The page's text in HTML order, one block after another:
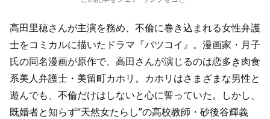
高田里穂さんが主演を務め、不倫に巻き込まれる女性弁護
士をコミカルに描いたドラマ『バツコイ』。漫画家・月子
氏の同名漫画が原作で、高田さんが演じるのは恋多き肉食
系美人弁護士・美留町カホリ。カホリはさまざまな男性と
遊んでも、不倫だけはしないと心に誓っていた。しかし、
既婚者と知らず“天然女たらし”の高校教師・砂後谷輝義